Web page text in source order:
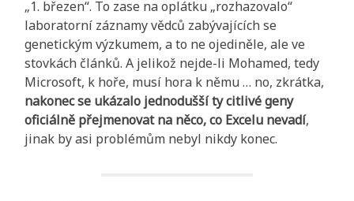
„1. březen“. To zase na oplátku „rozhazovalo“
laboratorní záznamy vědců zabývajících se
genetickým výzkumem, a to ne ojediněle, ale ve
stovkách článků. A jelikož nejde-li Mohamed, tedy
Microsoft, k hoře, musí hora k němu … no, zkrátka,
nakonec se ukázalo jednodušší ty citlivé geny
oficiálně přejmenovat na něco, co Excelu nevadí,
jinak by asi problémům nebyl nikdy konec.